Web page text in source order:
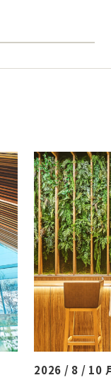
2026 / 8 / 10